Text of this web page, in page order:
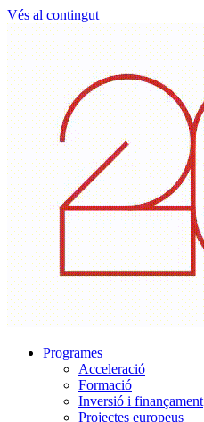
Vés al contingut
Programes
Acceleració
Formació
Inversió i finançament
Projectes europeus